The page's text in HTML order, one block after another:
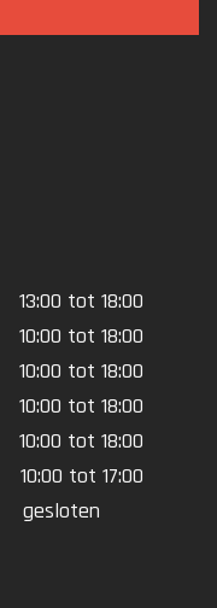
13:00 tot 18:00
10:00 tot 18:00
10:00 tot 18:00
10:00 tot 18:00
10:00 tot 18:00
10:00 tot 17:00
gesloten